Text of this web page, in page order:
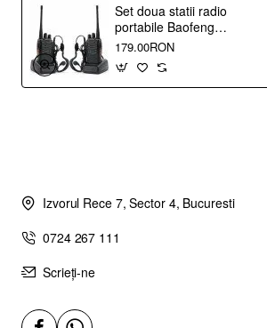
Set doua statii radio
portabile Baofeng
BF-888S, UHF 400-
470 Mhz, putere
emisie 2W
179.00RON
Izvorul Rece 7, Sector 4, Bucuresti
0724 267 111
Scrieți-ne